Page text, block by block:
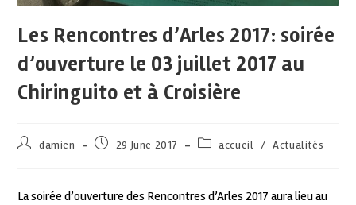
Les Rencontres d’Arles 2017: soirée
d’ouverture le 03 juillet 2017 au
Chiringuito et à Croisière
damien 29 June 2017 accueil / Actualités
La soirée d’ouverture des Rencontres d’Arles 2017 aura lieu au